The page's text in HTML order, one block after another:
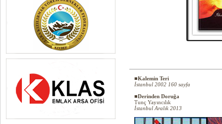
■Kalemin Teri
İstanbul 2002 160 sayfa
■Derinden Doruğa
Tunç Yayıncılık
İstanbul Aralık 2013